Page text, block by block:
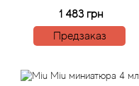
1 483 грн
Предзаказ
Arabiyat